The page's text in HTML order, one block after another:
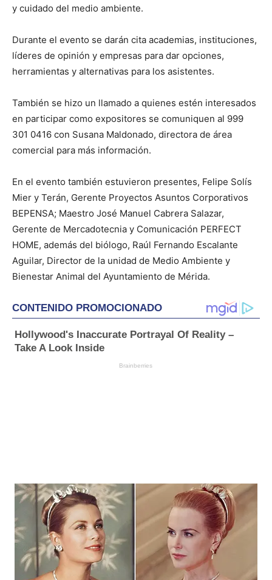
y cuidado del medio ambiente.
Durante el evento se darán cita academias, instituciones,
líderes de opinión y empresas para dar opciones,
herramientas y alternativas para los asistentes.
También se hizo un llamado a quienes estén interesados
en participar como expositores se comuniquen al 999
301 0416 con Susana Maldonado, directora de área
comercial para más información.
En el evento también estuvieron presentes, Felipe Solís
Mier y Terán, Gerente Proyectos Asuntos Corporativos
BEPENSA; Maestro José Manuel Cabrera Salazar,
Gerente de Mercadotecnia y Comunicación PERFECT
HOME, además del biólogo, Raúl Fernando Escalante
Aguilar, Director de la unidad de Medio Ambiente y
Bienestar Animal del Ayuntamiento de Mérida.